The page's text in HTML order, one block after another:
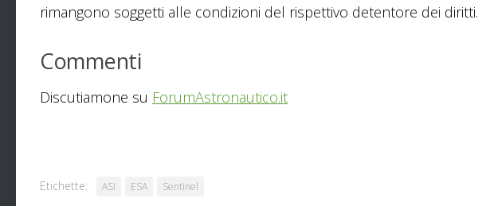
rimangono soggetti alle condizioni del rispettivo detentore dei diritti.
Commenti
Discutiamone su ForumAstronautico.it
Etichette: ASI ESA Sentinel